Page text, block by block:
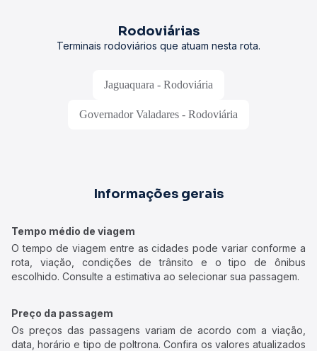
Rodoviárias
Terminais rodoviários que atuam nesta rota.
Jaguaquara - Rodoviária
Governador Valadares - Rodoviária
Informações gerais
Tempo médio de viagem
O tempo de viagem entre as cidades pode variar conforme a
rota, viação, condições de trânsito e o tipo de ônibus
escolhido. Consulte a estimativa ao selecionar sua passagem.
Preço da passagem
Os preços das passagens variam de acordo com a viação,
data, horário e tipo de poltrona. Confira os valores atualizados